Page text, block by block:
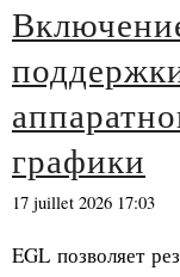
графики
17 juillet 2026 17:03
EGL позволяет